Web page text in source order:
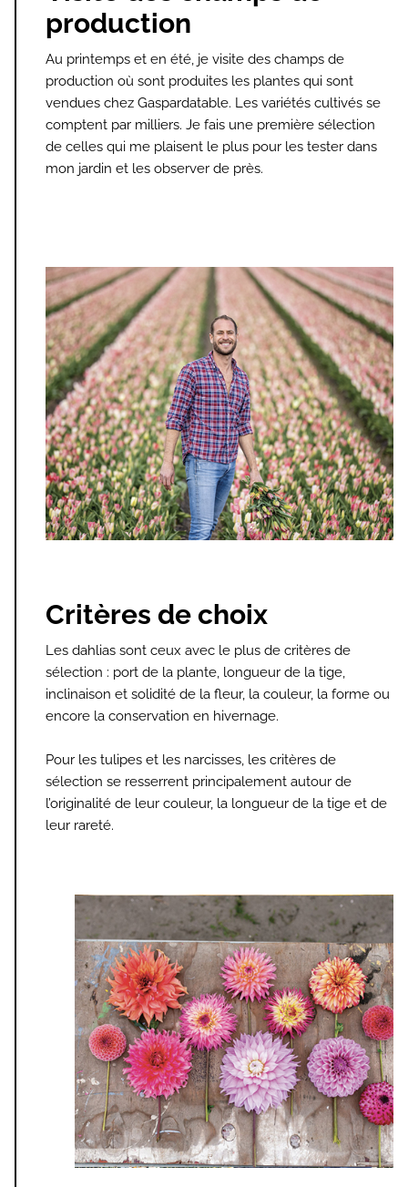
production
Au printemps et en été, je visite des champs de
production où sont produites les plantes qui sont
vendues chez Gaspardatable. Les variétés cultivés se
comptent par milliers. Je fais une première sélection
de celles qui me plaisent le plus pour les tester dans
mon jardin et les observer de près.
Critères de choix
Les dahlias sont ceux avec le plus de critères de
sélection : port de la plante, longueur de la tige,
inclinaison et solidité de la fleur, la couleur, la forme ou
encore la conservation en hivernage.
Pour les tulipes et les narcisses, les critères de
sélection se resserrent principalement autour de
l’originalité de leur couleur, la longueur de la tige et de
leur rareté.